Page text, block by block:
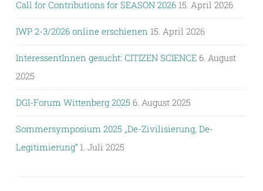
Call for Contributions for SEASON 2026 15. April 2026
IWP 2-3/2026 online erschienen 15. April 2026
InteressentInnen gesucht: CITIZEN SCIENCE 6. August
2025
DGI-Forum Wittenberg 2025 6. August 2025
Sommersymposium 2025 „De-Zivilisierung, De-
Legitimierung“ 1. Juli 2025